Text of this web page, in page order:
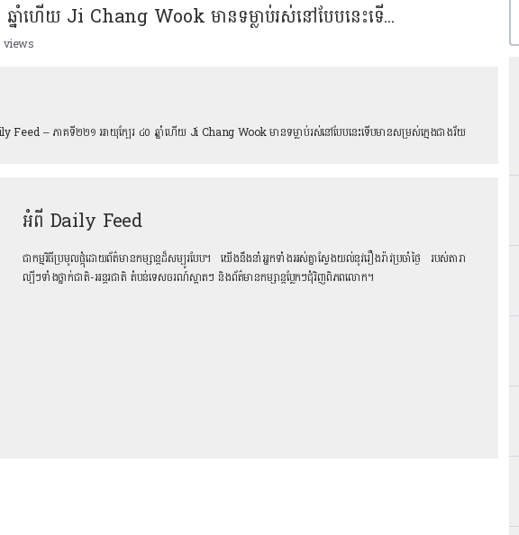
តារាល្បីៗ៖ អាយុក្បែរ ៤០ ឆ្នាំហើយ Ji Chang Wook មានទម្លាប់រស់នៅបែបនេះទើបមានសម្រស់ក្មេងជាងវ័យ
views
Feed – ភាគទី២២១ អាយុក្បែរ ៤០ ឆ្នាំហើយ Ji Chang Wook មានទម្លាប់រស់នៅបែបនេះទើបមានសម្រស់ក្មេងជាងវ័យ
អំពី Daily Feed
ជាកម្មវិធីប្រមូលផ្ដុំដោយព័ត៌មានកម្សាន្តដ៏សម្បូរបែប។ យើងនឹងនាំអ្នកទាំងអស់គ្នាស្វែងយល់នូវរឿងរ៉ាវប្រចាំថ្ងៃ របស់តារា
ល្បីៗទាំងថ្នាក់ជាតិ-អន្តរជាតិ តំបន់ទេសចរណ៍ស្អាតៗ និង​ព័ត៌មានកម្សាន្តប្លែកៗជុំវិញពិភពលោក។